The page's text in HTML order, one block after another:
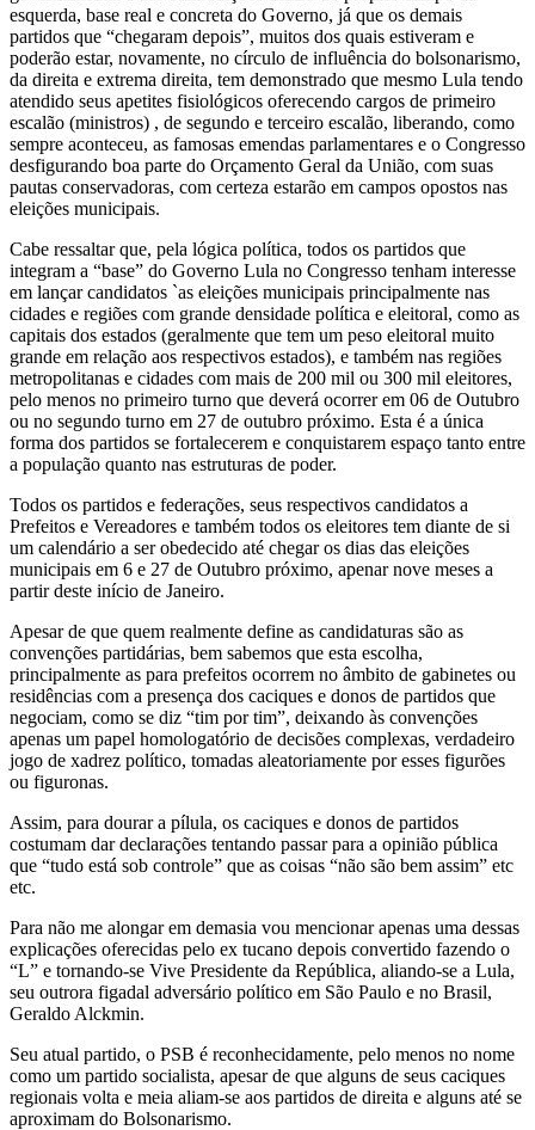
esquerda, base real e concreta do Governo, já que os demais
partidos que “chegaram depois”, muitos dos quais estiveram e
poderão estar, novamente, no círculo de influência do bolsonarismo,
da direita e extrema direita, tem demonstrado que mesmo Lula tendo
atendido seus apetites fisiológicos oferecendo cargos de primeiro
escalão (ministros) , de segundo e terceiro escalão, liberando, como
sempre aconteceu, as famosas emendas parlamentares e o Congresso
desfigurando boa parte do Orçamento Geral da União, com suas
pautas conservadoras, com certeza estarão em campos opostos nas
eleições municipais.
Cabe ressaltar que, pela lógica política, todos os partidos que
integram a “base” do Governo Lula no Congresso tenham interesse
em lançar candidatos `as eleições municipais principalmente nas
cidades e regiões com grande densidade política e eleitoral, como as
capitais dos estados (geralmente que tem um peso eleitoral muito
grande em relação aos respectivos estados), e também nas regiões
metropolitanas e cidades com mais de 200 mil ou 300 mil eleitores,
pelo menos no primeiro turno que deverá ocorrer em 06 de Outubro
ou no segundo turno em 27 de outubro próximo. Esta é a única
forma dos partidos se fortalecerem e conquistarem espaço tanto entre
a população quanto nas estruturas de poder.
Todos os partidos e federações, seus respectivos candidatos a
Prefeitos e Vereadores e também todos os eleitores tem diante de si
um calendário a ser obedecido até chegar os dias das eleições
municipais em 6 e 27 de Outubro próximo, apenar nove meses a
partir deste início de Janeiro.
Apesar de que quem realmente define as candidaturas são as
convenções partidárias, bem sabemos que esta escolha,
principalmente as para prefeitos ocorrem no âmbito de gabinetes ou
residências com a presença dos caciques e donos de partidos que
negociam, como se diz “tim por tim”, deixando às convenções
apenas um papel homologatório de decisões complexas, verdadeiro
jogo de xadrez político, tomadas aleatoriamente por esses figurões
ou figuronas.
Assim, para dourar a pílula, os caciques e donos de partidos
costumam dar declarações tentando passar para a opinião pública
que “tudo está sob controle” que as coisas “não são bem assim” etc
etc.
Para não me alongar em demasia vou mencionar apenas uma dessas
explicações oferecidas pelo ex tucano depois convertido fazendo o
“L” e tornando-se Vive Presidente da República, aliando-se a Lula,
seu outrora figadal adversário político em São Paulo e no Brasil,
Geraldo Alckmin.
Seu atual partido, o PSB é reconhecidamente, pelo menos no nome
como um partido socialista, apesar de que alguns de seus caciques
regionais volta e meia aliam-se aos partidos de direita e alguns até se
aproximam do Bolsonarismo.